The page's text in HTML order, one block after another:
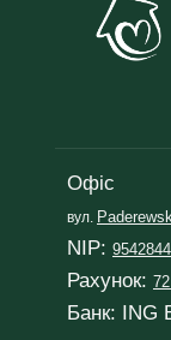
Офіс
вул.
NIP:
Рахунок:
Банк: ING